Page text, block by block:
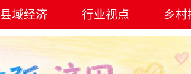
县域经济 行业视点 乡村